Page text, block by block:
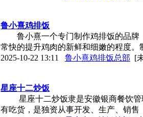
鲁小熹鸡排饭
鲁小熹一个专门制作鸡排饭的品牌
常快的提升鸡肉的新鲜和细嫩的程度。
2025-10-22 13:11
鲁小熹鸡排饭总部 [
星座十二炒饭
星座十二炒饭隶是安徽银商餐饮管
有吃货，是独资从事开发、生产、销售